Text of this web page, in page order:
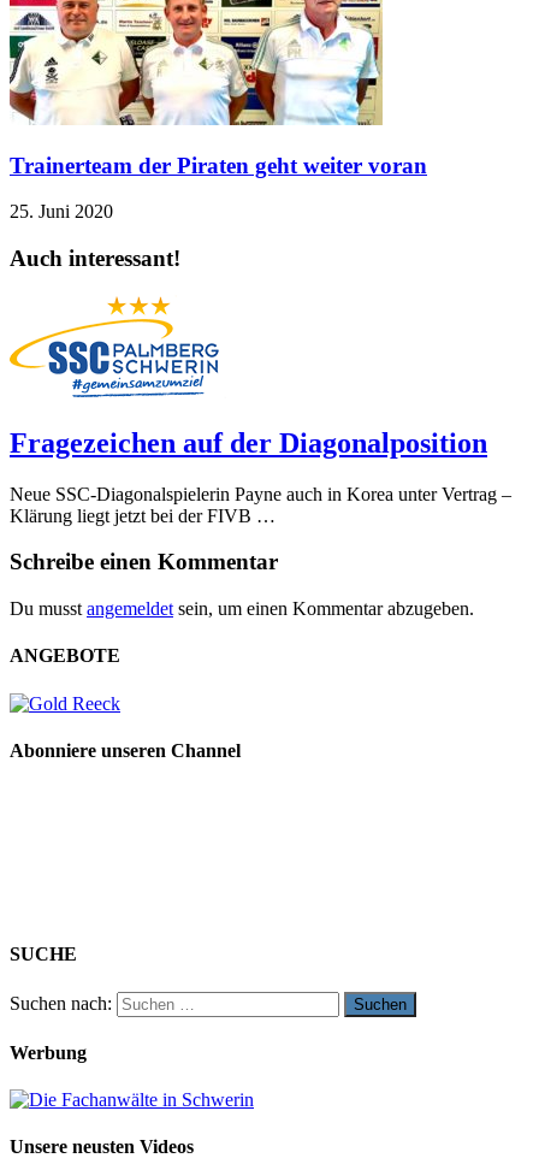
Trainerteam der Piraten geht weiter voran
25. Juni 2020
Auch interessant!
Fragezeichen auf der Diagonalposition
Neue SSC-Diagonalspielerin Payne auch in Korea unter Vertrag –
Klärung liegt jetzt bei der FIVB …
Schreibe einen Kommentar
Du musst angemeldet sein, um einen Kommentar abzugeben.
ANGEBOTE
Abonniere unseren Channel
SUCHE
Suchen nach:
Werbung
Unsere neusten Videos